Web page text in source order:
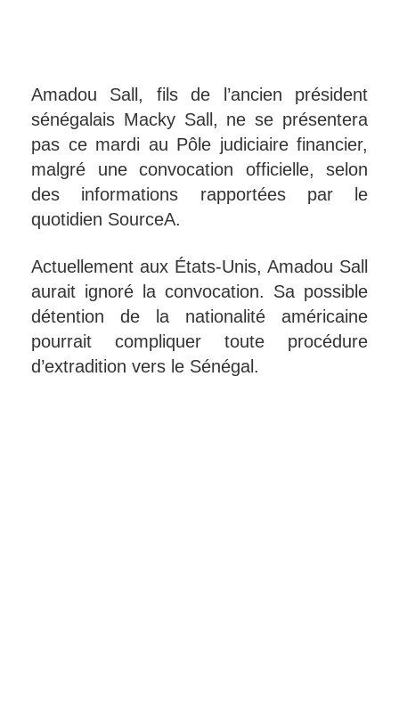
Amadou Sall, fils de l’ancien président
sénégalais Macky Sall, ne se présentera
pas ce mardi au Pôle judiciaire financier,
malgré une convocation officielle, selon
des informations rapportées par le
quotidien SourceA.
Actuellement aux États-Unis, Amadou Sall
aurait ignoré la convocation. Sa possible
détention de la nationalité américaine
pourrait compliquer toute procédure
d’extradition vers le Sénégal.